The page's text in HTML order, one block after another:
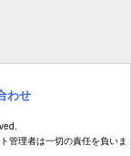
わせ
管理者は一切の責任を負いま